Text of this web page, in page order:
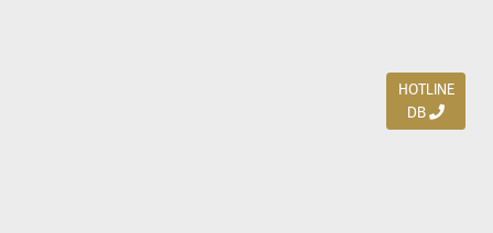
HOTLINE
DB